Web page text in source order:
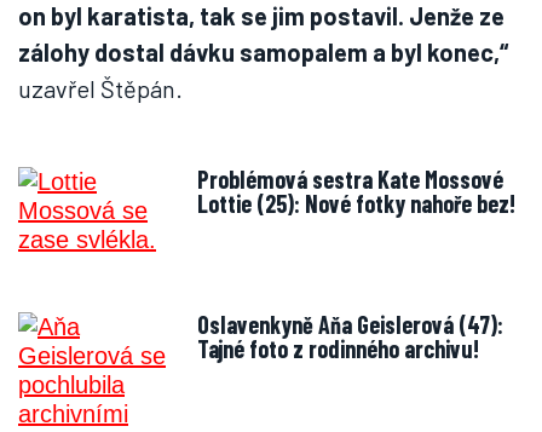
on byl karatista, tak se jim postavil. Jenže ze
zálohy dostal dávku samopalem a byl konec,“
uzavřel Štěpán.
Problémová sestra Kate Mossové
Lottie (25): Nové fotky nahoře bez!
Oslavenkyně Aňa Geislerová (47):
Tajné foto z rodinného archivu!